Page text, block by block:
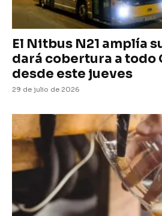
El Nitbus N21 amplía
dará cobertura a todo
desde este jueves
29 de julio de 2026